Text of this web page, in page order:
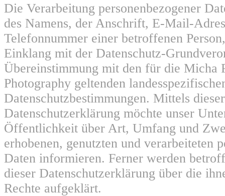
Die Verarbeitung personenbezogener
des Namens, der Anschrift, E-Mail-
Telefonnummer einer betroffenen
Einklang mit der Datenschutz-
Übereinstimmung mit den für die Micha
Photography geltenden
Datenschutzbestimmungen. Mittels dieser
Datenschutzerklärung möchte unser
Öffentlichkeit über Art, Umfang und
erhobenen, genutzten und verarbeiteten
Daten informieren. Ferner werden
dieser Datenschutzerklärung über die
Rechte aufgeklärt.